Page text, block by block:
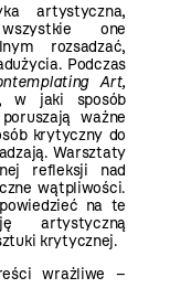
artystyczna,
one
rozsadzać,
Podczas
Art,
w jaki sposób
ważne
krytyczny do
Warsztaty
refleksji nad
wątpliwości.
na te
artystyczną
krytycznej.
wrażliwe –